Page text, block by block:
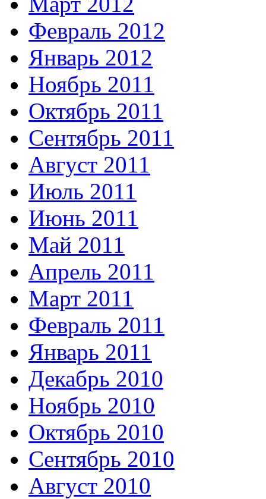
Февраль 2012
Январь 2012
Ноябрь 2011
Октябрь 2011
Сентябрь 2011
Август 2011
Июль 2011
Июнь 2011
Май 2011
Апрель 2011
Март 2011
Февраль 2011
Январь 2011
Декабрь 2010
Ноябрь 2010
Октябрь 2010
Сентябрь 2010
Август 2010